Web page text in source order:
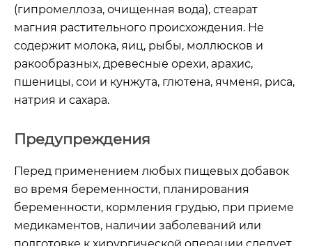
(гипромеллоза, очищенная вода), стеарат
магния растительного происхождения. Не
содержит молока, яиц, рыбы, моллюсков и
ракообразных, древесные орехи, арахис,
пшеницы, сои и кунжута, глютена, ячменя, риса,
натрия и сахара.
Предупреждения
Перед применением любых пищевых добавок
во время беременности, планирования
беременности, кормления грудью, при приеме
медикаментов, наличии заболеваний или
подготовке к хирургической операции следует